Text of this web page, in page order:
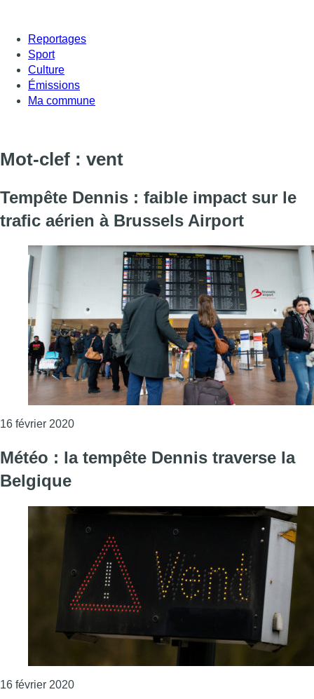
Reportages
Sport
Culture
Émissions
Ma commune
Mot-clef : vent
Tempête Dennis : faible impact sur le
trafic aérien à Brussels Airport
16 février 2020Consulter l'article "Tempête Dennis : faible
Météo : la tempête Dennis traverse la
Belgique
16 février 2020Consulter l'article "Météo : la tempête Dennis